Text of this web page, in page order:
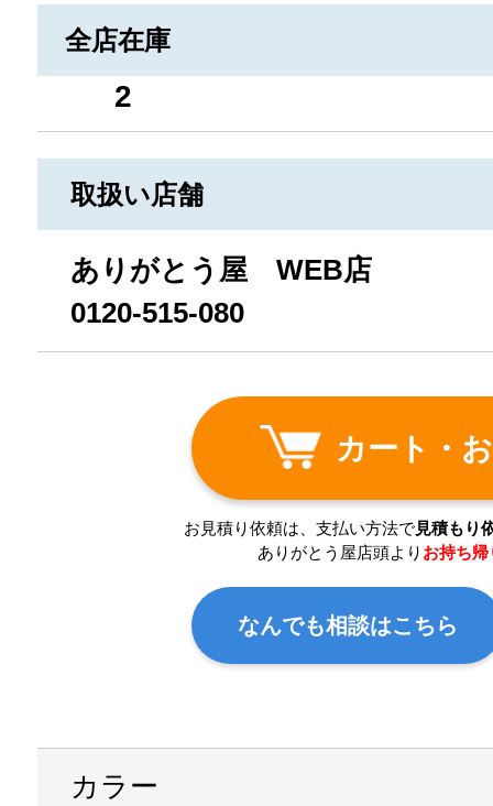
全店在庫
2
取扱い店舗
ありがとう屋 WEB店
0120-515-080
カート・
お見積り依頼は、支払い方法で見積もり
ありがとう屋店頭より お持ち帰
なんでも相談はこちら
カラー